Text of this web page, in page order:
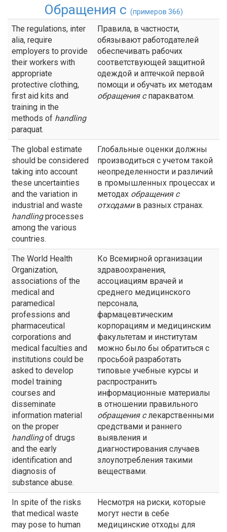
Обращения с (примеров 366)
The regulations, inter
alia, require
employers to provide
their workers with
appropriate
protective clothing,
first aid kits and
training in the
methods of handling
paraquat.
Правила, в частности,
обязывают работодателей
обеспечивать рабочих
соответствующей защитной
одеждой и аптечкой первой
помощи и обучать их методам
обращения спаракватом.
The global estimate
should be considered
taking into account
these uncertainties
and the variation in
industrial and waste
handlingprocesses
among the various
countries.
Глобальные оценки должны
производиться с учетом такой
неопределенности и различий
в промышленных процессах и
методах обращения с
отходамив разных странах.
The World Health
Organization,
associations of the
medical and
paramedical
professions and
pharmaceutical
corporations and
medical faculties and
institutions could be
asked to develop
model training
courses and
disseminate
information material
on the proper
handlingof drugs
and the early
identification and
diagnosis of
substance abuse.
Ко Всемирной организации
здравоохранения,
ассоциациям врачей и
среднего медицинского
персонала,
фармацевтическим
корпорациям и медицинским
факультетам и институтам
можно было бы обратиться с
просьбой разработать
типовые учебные курсы и
распространить
информационные материалы
в отношении правильного
обращения слекарственными
средствами и раннего
выявления и
диагностирования случаев
злоупотребления такими
веществами.
In spite of the risks
that medical waste
may pose to human
Несмотря на риски, которые
могут нести в себе
медицинские отходы для